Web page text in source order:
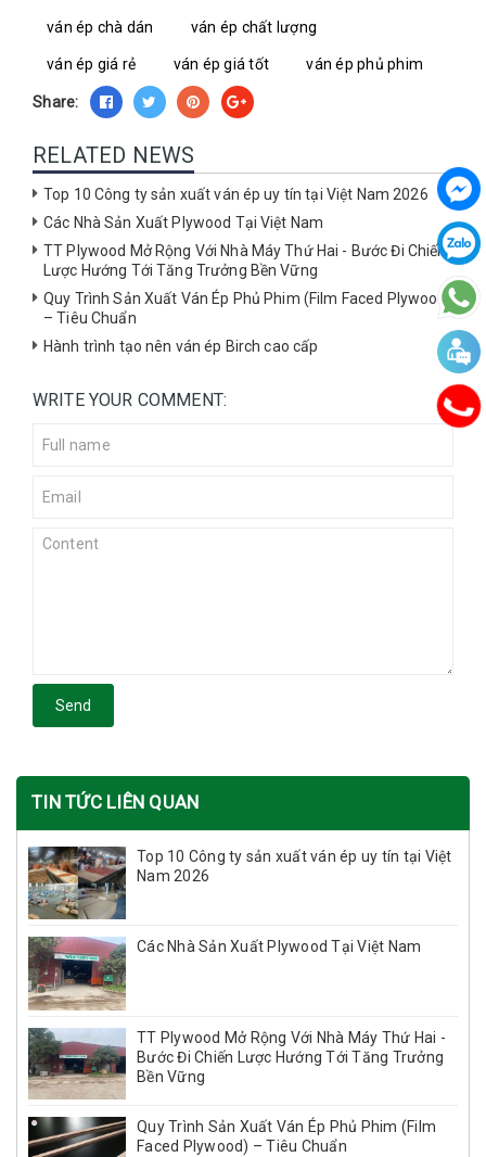
ván ép chà dán ván ép chất lượng
ván ép giá rẻ ván ép giá tốt ván ép phủ phim
Share:
RELATED NEWS
Top 10 Công ty sản xuất ván ép uy tín tại Việt Nam 2026
Các Nhà Sản Xuất Plywood Tại Việt Nam
TT Plywood Mở Rộng Với Nhà Máy Thứ Hai - Bước Đi Chiến
Lược Hướng Tới Tăng Trưởng Bền Vững
Quy Trình Sản Xuất Ván Ép Phủ Phim (Film Faced Plywood)
– Tiêu Chuẩn
Hành trình tạo nên ván ép Birch cao cấp
WRITE YOUR COMMENT:
Send
TIN TỨC LIÊN QUAN
Top 10 Công ty sản xuất ván ép uy tín tại Việt
Nam 2026
Các Nhà Sản Xuất Plywood Tại Việt Nam
TT Plywood Mở Rộng Với Nhà Máy Thứ Hai -
Bước Đi Chiến Lược Hướng Tới Tăng Trưởng
Bền Vững
Quy Trình Sản Xuất Ván Ép Phủ Phim (Film
Faced Plywood) – Tiêu Chuẩn